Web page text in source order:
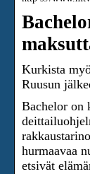
Kurkista
Ruusun
Bachelor on
hurmaavaa
etsivät